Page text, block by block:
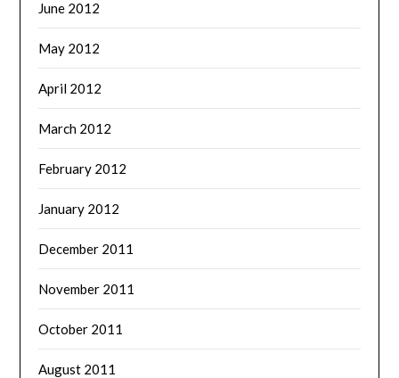
June 2012
May 2012
April 2012
March 2012
February 2012
January 2012
December 2011
November 2011
October 2011
August 2011